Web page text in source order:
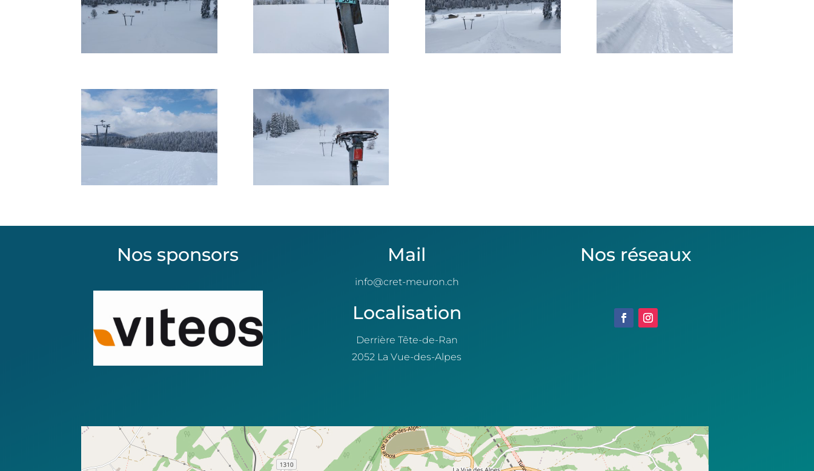
Nos sponsors Mail
info@cret-meuron.ch
Localisation
Derrière Tête-de-Ran
2052 La Vue-des-Alpes
Nos réseaux